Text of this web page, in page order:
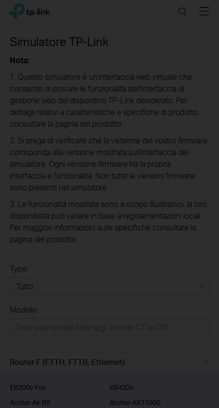
Click
navigation
TP-Link, Reliably Smart SearchMenu
Simulatore TP-Link
Nota:
1. Questo simulatore è un'interfaccia web virtuale che
consente di provare le funzionalità dell'interfaccia di
gestione web del dispositivo TP-Link desiderato. Per
dettagli relativi a caratteristiche e specifiche di prodotto
consultare la pagina del prodotto.
2. Si prega di verificare che la versione del vostro firmware
corrisponda alla versione mostrata sull'interfaccia del
simulatore. Ogni versione firmware ha la propria
interfaccia e funzionalità. Non tutte le versioni firmware
sono presenti nel simulatore.
3. Le funzionalità mostrate sono a scopo illustrativo, la loro
disponibilità può variare in base a regolamentazioni locali.
Per maggiori informazioni sulle specifiche consultare la
pagina del prodotto.
Type:
Business
Modello:
Router F (FTTH, FTTB, Ethernet)
EB200v Pro
XB432v
Archer Air R5
Archer AX11000